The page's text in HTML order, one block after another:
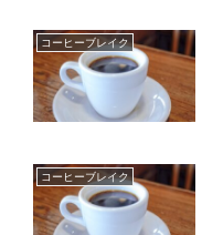
コーヒーブレイク
コーヒーブレイク